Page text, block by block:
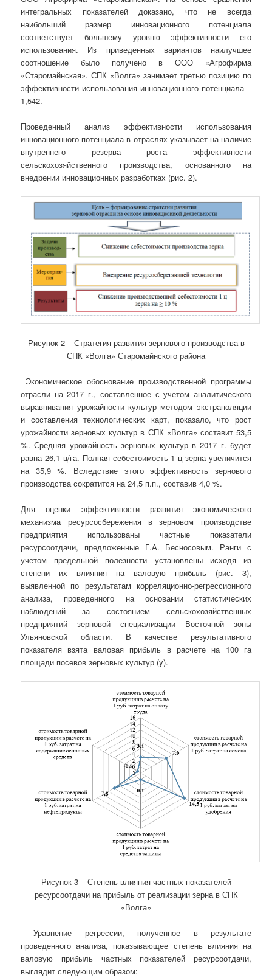
интегральных показателей доказано, что не всегда
наибольший размер инновационного потенциала
соответствует большему уровню эффективности его
использования. Из приведенных вариантов наилучшее
соотношение было получено в ООО «Агрофирма
«Старомайнская». СПК «Волга» занимает третью позицию по
эффективности использования инновационного потенциала –
1,542.
Проведенный анализ эффективности использования
инновационного потенциала в отраслях указывает на наличие
внутреннего резерва роста эффективности
сельскохозяйственного производства, основанного на
внедрении инновационных разработках (рис. 2).
Рисунок 2 – Стратегия развития зернового производства в
СПК «Волга» Старомайнского района
Экономическое обоснование производственной программы
отрасли на 2017 г., составленное с учетом аналитического
выравнивания урожайности культур методом экстраполяции
и составления технологических карт, показало, что рост
урожайности зерновых культур в СПК «Волга» составит 53,5
%. Средняя урожайность зерновых культур в 2017 г. будет
равна 26,1 ц/га. Полная себестоимость 1 ц зерна увеличится
на 35,9 %. Вследствие этого эффективность зернового
производства сократится на 24,5 п.п., составив 4,0 %.
Для оценки эффективности развития экономического
механизма ресурсосбережения в зерновом производстве
предприятия использованы частные показатели
ресурсоотдачи, предложенные Г.А. Бесносовым. Ранги с
учетом предельной полезности установлены исходя из
степени их влияния на валовую прибыль (рис. 3),
выявленной по результатам корреляционно-регрессионного
анализа, проведенного на основании статистических
наблюдений за состоянием сельскохозяйственных
предприятий зерновой специализации Восточной зоны
Ульяновской области. В качестве результативного
показателя взята валовая прибыль в расчете на 100 га
площади посевов зерновых культур (y).
Рисунок 3 – Степень влияния частных показателей
ресурсоотдачи на прибыль от реализации зерна в СПК
«Волга»
Уравнение регрессии, полученное в результате
проведенного анализа, показывающее степень влияния на
валовую прибыль частных показателей ресурсоотдачи,
выглядит следующим образом: